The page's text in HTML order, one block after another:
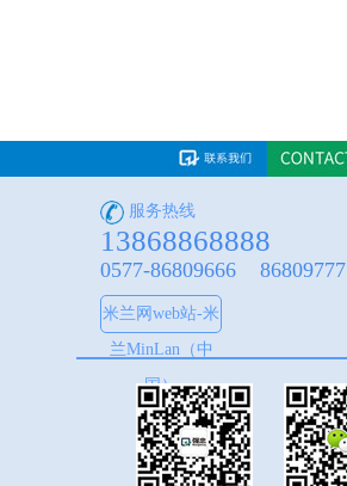
服务热线
13868868888
0577-86809666 86809777
米兰网web站-米
兰MinLan（中
国）